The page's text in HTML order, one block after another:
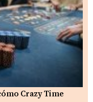
Crazy Time